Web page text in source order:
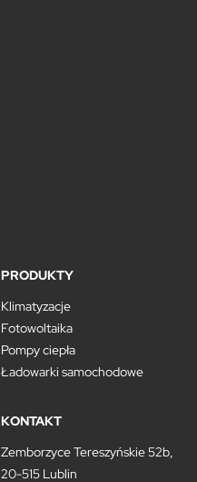
PRODUKTY
Klimatyzacje
Fotowoltaika
Pompy ciepła
Ładowarki samochodowe
KONTAKT
Zemborzyce Tereszyńskie 52b,
20-515 Lublin